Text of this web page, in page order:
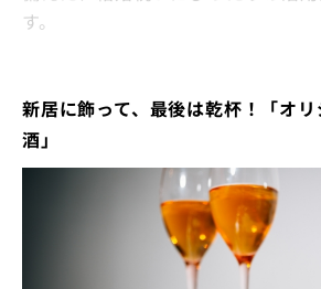
す。
新居に飾って、最後は乾杯！「オ
酒」